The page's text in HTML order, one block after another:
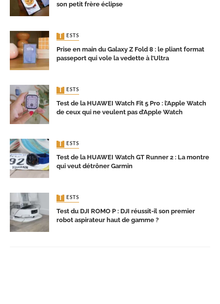
son petit frère éclipse
TESTS
Prise en main du Galaxy Z Fold 8 : le pliant format
passeport qui vole la vedette à l’Ultra
TESTS
Test de la HUAWEI Watch Fit 5 Pro : l’Apple Watch
de ceux qui ne veulent pas d’Apple Watch
TESTS
Test de la HUAWEI Watch GT Runner 2 : La montre
qui veut détrôner Garmin
TESTS
Test du DJI ROMO P : DJI réussit-il son premier
robot aspirateur haut de gamme ?